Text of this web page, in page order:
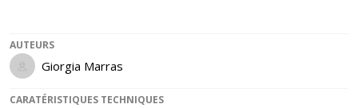
AUTEURS
Giorgia Marras
CARATÉRISTIQUES TECHNIQUES